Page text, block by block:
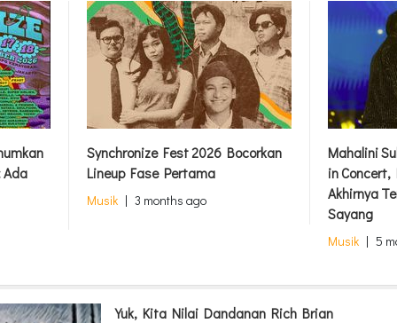
Ada
Synchronize Fest 2026 Bocorkan
Lineup Fase Pertama
Musik | 3 months ago
Mahalini
in
Akhirnya
Sayang
Musik | 5
Yuk, Kita Nilai Dandanan Rich Brian